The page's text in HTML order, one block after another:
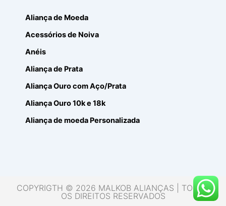
Aliança de Moeda
Acessórios de Noiva
Anéis
Aliança de Prata
Aliança Ouro com Aço/Prata
Aliança Ouro 10k e 18k
Aliança de moeda Personalizada
COPYRIGTH © 2026 MALKOB ALIANÇAS | TODOS
OS DIREITOS RESERVADOS